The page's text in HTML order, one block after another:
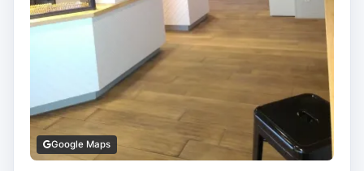
Google Maps